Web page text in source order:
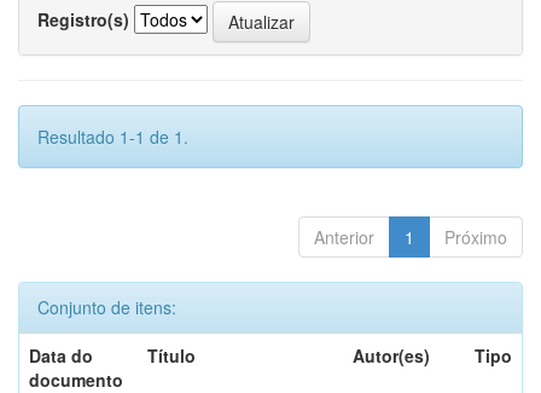
Registro(s)
Resultado 1-1 de 1.
Anterior 1 Próximo
Conjunto de itens:
Data do
documento
Título Autor(es) Tipo